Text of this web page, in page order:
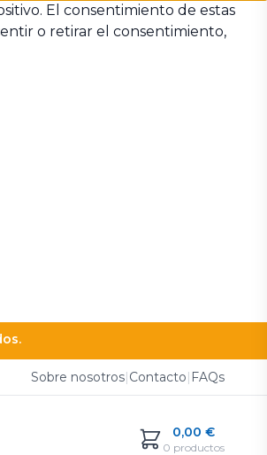
El consentimiento de estas
o retirar el consentimiento,
Sobre nosotros Contacto FAQs
0,00 €
0 productos